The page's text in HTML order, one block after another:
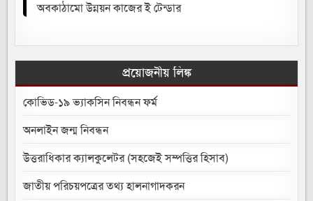
অবকাঠামো উন্নয়ন কাজের ই টেন্ডার
প্রয়োজনীয় লিঙ্ক
কোভিড-১৯ ভ্যাকসিন নিবন্ধন ফর্ম
অনলাইন জন্ম নিবন্ধন
উত্তরাধিকার ক্যালকুলেটর (সহজেই সম্পত্তির হিসাব)
জাতীয় পরিচয়পত্রের তথ্য হালনাগাদকরন